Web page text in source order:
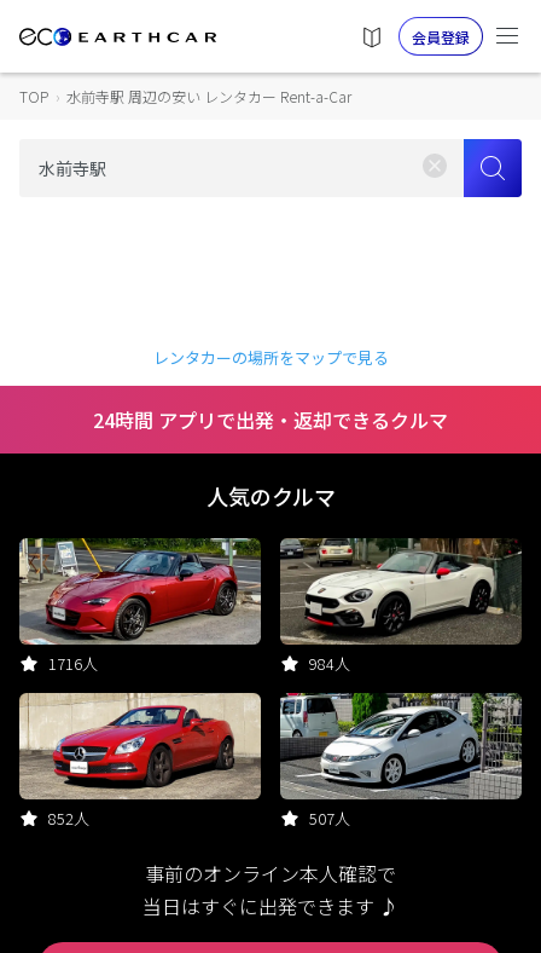
会員登録
TOP › 水前寺駅 周辺の安い レンタカー Rent-a-Car
レンタカーの場所をマップで見る
24時間 アプリで出発・返却できるクルマ
人気のクルマ
1716人 984人
852人 507人
事前のオンライン本人確認で
当日はすぐに出発できます ♪